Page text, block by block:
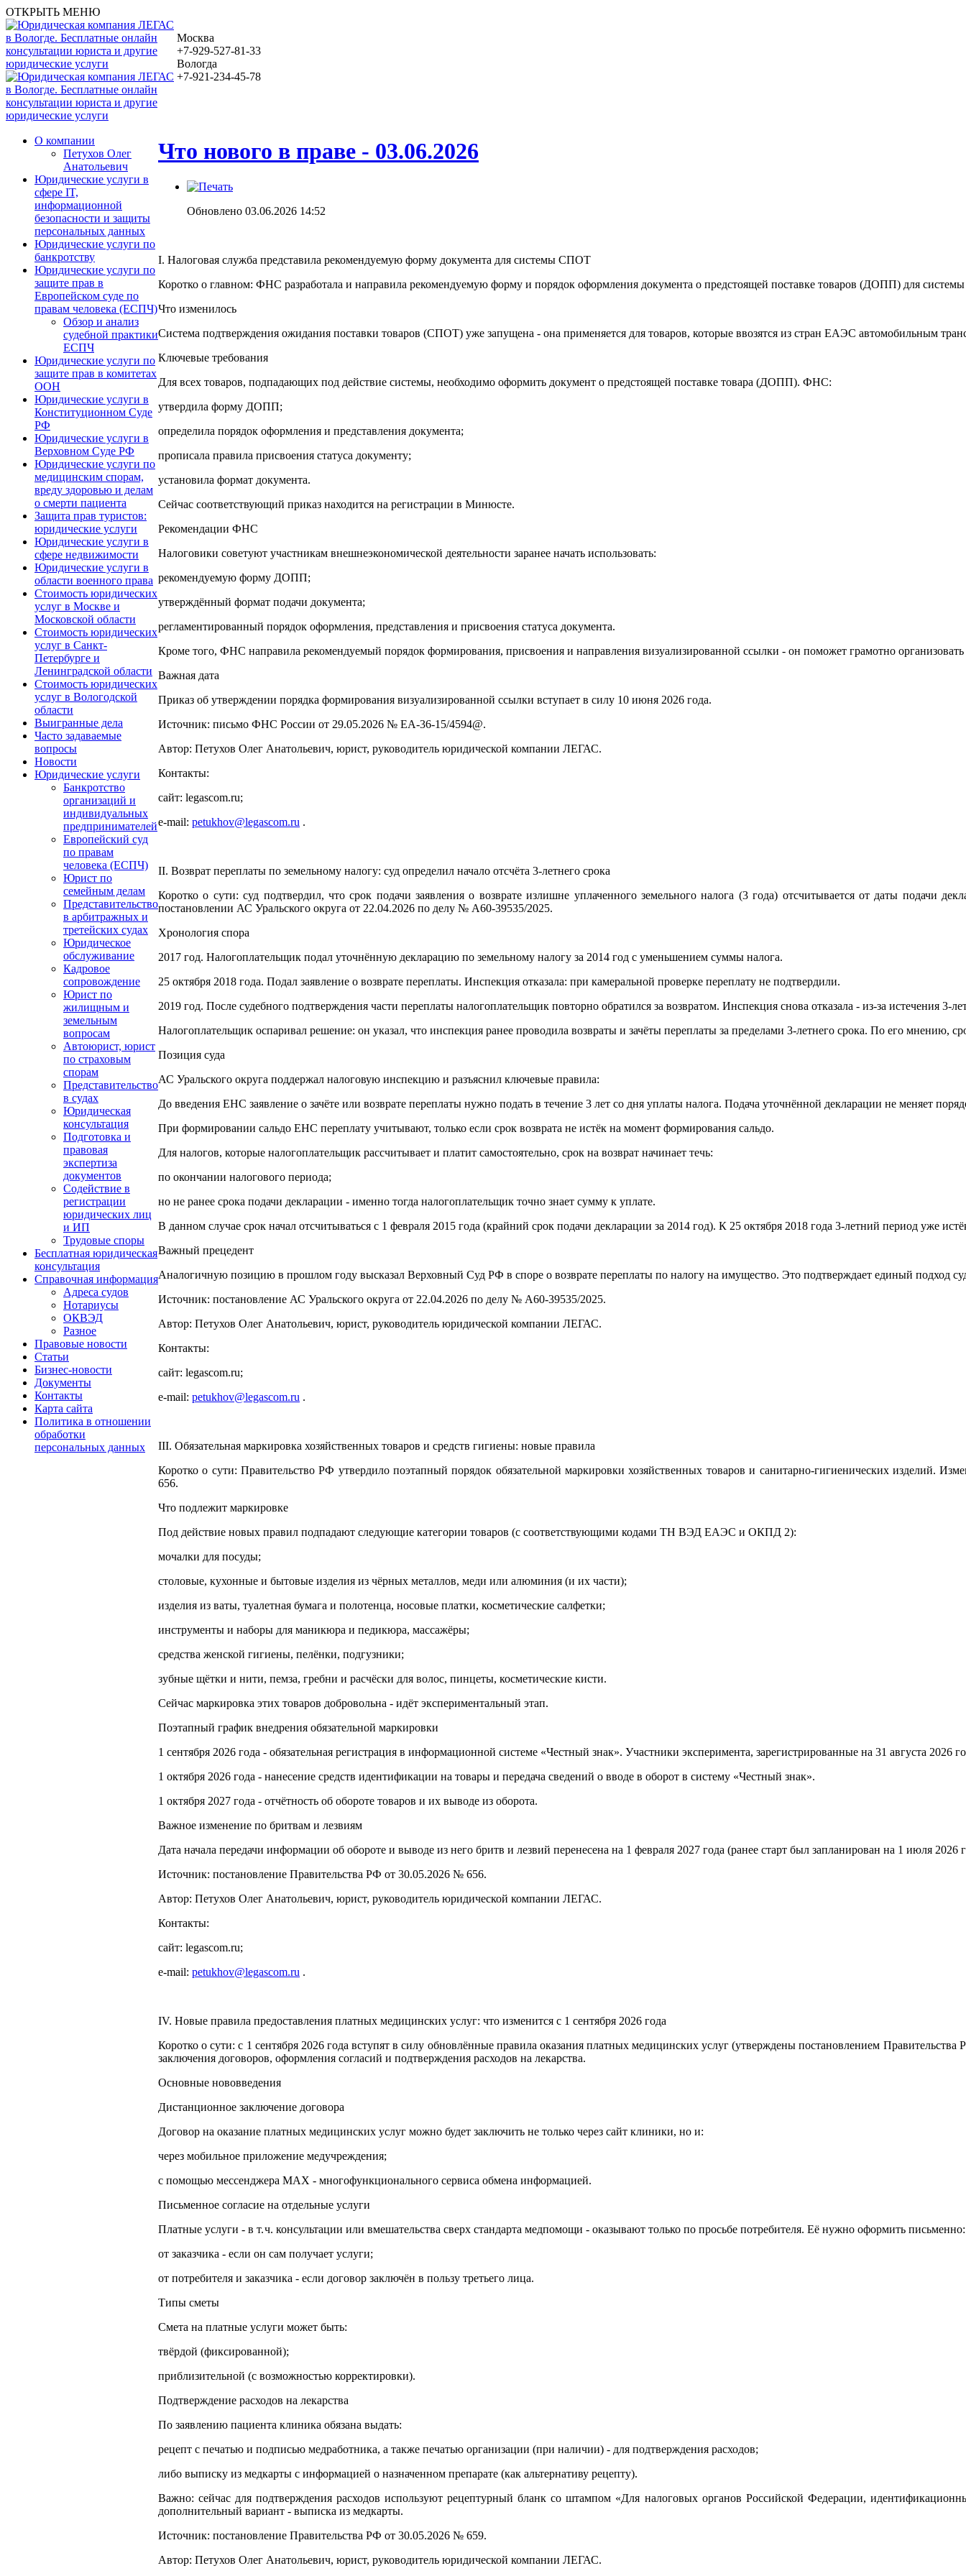
ОТКРЫТЬ МЕНЮ
Москва
+7-929-527-81-33
Вологда
+7-921-234-45-78
О компании
Петухов Олег
Анатольевич
Юридические услуги в
сфере IT,
информационной
безопасности и защиты
персональных данных
Юридические услуги по
банкротству
Юридические услуги по
защите прав в
Европейском суде по
правам человека (ЕСПЧ)
Обзор и анализ
судебной практики
ЕСПЧ
Юридические услуги по
защите прав в комитетах
ООН
Юридические услуги в
Конституционном Суде
РФ
Юридические услуги в
Верховном Суде РФ
Юридические услуги по
медицинским спорам,
вреду здоровью и делам
о смерти пациента
Защита прав туристов:
юридические услуги
Юридические услуги в
сфере недвижимости
Юридические услуги в
области военного права
Стоимость юридических
услуг в Москве и
Московской области
Стоимость юридических
услуг в Санкт-
Петербурге и
Ленинградской области
Стоимость юридических
услуг в Вологодской
области
Выигранные дела
Часто задаваемые
вопросы
Новости
Юридические услуги
Банкротство
организаций и
индивидуальных
предпринимателей
Европейский суд
по правам
человека (ЕСПЧ)
Юрист по
семейным делам
Представительство
в арбитражных и
третейских судах
Юридическое
обслуживание
Кадровое
сопровождение
Юрист по
жилищным и
земельным
вопросам
Автоюрист, юрист
по страховым
спорам
Представительство
в судах
Юридическая
консультация
Подготовка и
правовая
экспертиза
документов
Содействие в
регистрации
юридических лиц
и ИП
Трудовые споры
Бесплатная юридическая
консультация
Справочная информация
Адреса судов
Нотариусы
ОКВЭД
Разное
Правовые новости
Статьи
Бизнес-новости
Документы
Контакты
Карта сайта
Политика в отношении
обработки
персональных данных
Что нового в праве - 03.06.2026
Обновлено 03.06.2026 14:52
I. Налоговая служба представила рекомендуемую форму документа для системы СПОТ
Коротко о главном: ФНС разработала и направила рекомендуемую форму и порядок оформления документа о предстоящей поставке товаров (ДОПП) для
Что изменилось
Система подтверждения ожидания поставки товаров (СПОТ) уже запущена - она применяется для товаров, которые ввозятся из стран ЕАЭС автомобильным
Ключевые требования
Для всех товаров, подпадающих под действие системы, необходимо оформить документ о предстоящей поставке товара (ДОПП). ФНС:
утвердила форму ДОПП;
определила порядок оформления и представления документа;
прописала правила присвоения статуса документу;
установила формат документа.
Сейчас соответствующий приказ находится на регистрации в Минюсте.
Рекомендации ФНС
Налоговики советуют участникам внешнеэкономической деятельности заранее начать использовать:
рекомендуемую форму ДОПП;
утверждённый формат подачи документа;
регламентированный порядок оформления, представления и присвоения статуса документа.
Кроме того, ФНС направила рекомендуемый порядок формирования, присвоения и направления визуализированной ссылки - он поможет грамотно
Важная дата
Приказ об утверждении порядка формирования визуализированной ссылки вступает в силу 10 июня 2026 года.
Источник: письмо ФНС России от 29.05.2026 № ЕА‑36‑15/4594@.
Автор: Петухов Олег Анатольевич, юрист, руководитель юридической компании ЛЕГАС.
Контакты:
сайт: legascom.ru;
e‑mail: petukhov@legascom.ru .
II. Возврат переплаты по земельному налогу: суд определил начало отсчёта 3‑летнего срока
Коротко о сути: суд подтвердил, что срок подачи заявления о возврате излишне уплаченного земельного налога (3 года) отсчитывается от даты подачи
постановлении АС Уральского округа от 22.04.2026 по делу № А60‑39535/2025.
Хронология спора
2017 год. Налогоплательщик подал уточнённую декларацию по земельному налогу за 2014 год с уменьшением суммы налога.
25 октября 2018 года. Подал заявление о возврате переплаты. Инспекция отказала: при камеральной проверке переплату не подтвердили.
2019 год. После судебного подтверждения части переплаты налогоплательщик повторно обратился за возвратом. Инспекция снова отказала - из‑за истечения
Налогоплательщик оспаривал решение: он указал, что инспекция ранее проводила возвраты и зачёты переплаты за пределами 3‑летнего срока. По его мнению,
Позиция суда
АС Уральского округа поддержал налоговую инспекцию и разъяснил ключевые правила:
До введения ЕНС заявление о зачёте или возврате переплаты нужно подать в течение 3 лет со дня уплаты налога. Подача уточнённой декларации не меняет
При формировании сальдо ЕНС переплату учитывают, только если срок возврата не истёк на момент формирования сальдо.
Для налогов, которые налогоплательщик рассчитывает и платит самостоятельно, срок на возврат начинает течь:
по окончании налогового периода;
но не ранее срока подачи декларации - именно тогда налогоплательщик точно знает сумму к уплате.
В данном случае срок начал отсчитываться с 1 февраля 2015 года (крайний срок подачи декларации за 2014 год). К 25 октября 2018 года 3‑летний период уже
Важный прецедент
Аналогичную позицию в прошлом году высказал Верховный Суд РФ в споре о возврате переплаты по налогу на имущество. Это подтверждает единый подход
Источник: постановление АС Уральского округа от 22.04.2026 по делу № А60‑39535/2025.
Автор: Петухов Олег Анатольевич, юрист, руководитель юридической компании ЛЕГАС.
Контакты:
сайт: legascom.ru;
e‑mail: petukhov@legascom.ru .
III. Обязательная маркировка хозяйственных товаров и средств гигиены: новые правила
Коротко о сути: Правительство РФ утвердило поэтапный порядок обязательной маркировки хозяйственных товаров и санитарно‑гигиенических изделий.
656.
Что подлежит маркировке
Под действие новых правил подпадают следующие категории товаров (с соответствующими кодами ТН ВЭД ЕАЭС и ОКПД 2):
мочалки для посуды;
столовые, кухонные и бытовые изделия из чёрных металлов, меди или алюминия (и их части);
изделия из ваты, туалетная бумага и полотенца, носовые платки, косметические салфетки;
инструменты и наборы для маникюра и педикюра, массажёры;
средства женской гигиены, пелёнки, подгузники;
зубные щётки и нити, пемза, гребни и расчёски для волос, пинцеты, косметические кисти.
Сейчас маркировка этих товаров добровольна - идёт экспериментальный этап.
Поэтапный график внедрения обязательной маркировки
1 сентября 2026 года - обязательная регистрация в информационной системе «Честный знак». Участники эксперимента, зарегистрированные на 31 августа 2026
1 октября 2026 года - нанесение средств идентификации на товары и передача сведений о вводе в оборот в систему «Честный знак».
1 октября 2027 года - отчётность об обороте товаров и их выводе из оборота.
Важное изменение по бритвам и лезвиям
Дата начала передачи информации об обороте и выводе из него бритв и лезвий перенесена на 1 февраля 2027 года (ранее старт был запланирован на 1 июля 2026
Источник: постановление Правительства РФ от 30.05.2026 № 656.
Автор: Петухов Олег Анатольевич, юрист, руководитель юридической компании ЛЕГАС.
Контакты:
сайт: legascom.ru;
e‑mail: petukhov@legascom.ru .
IV. Новые правила предоставления платных медицинских услуг: что изменится с 1 сентября 2026 года
Коротко о сути: с 1 сентября 2026 года вступят в силу обновлённые правила оказания платных медицинских услуг (утверждены постановлением
заключения договоров, оформления согласий и подтверждения расходов на лекарства.
Основные нововведения
Дистанционное заключение договора
Договор на оказание платных медицинских услуг можно будет заключить не только через сайт клиники, но и:
через мобильное приложение медучреждения;
с помощью мессенджера МАХ - многофункционального сервиса обмена информацией.
Письменное согласие на отдельные услуги
Платные услуги - в т. ч. консультации или вмешательства сверх стандарта медпомощи - оказывают только по просьбе потребителя. Её нужно оформить письменно:
от заказчика - если он сам получает услуги;
от потребителя и заказчика - если договор заключён в пользу третьего лица.
Типы сметы
Смета на платные услуги может быть:
твёрдой (фиксированной);
приблизительной (с возможностью корректировки).
Подтверждение расходов на лекарства
По заявлению пациента клиника обязана выдать:
рецепт с печатью и подписью медработника, а также печатью организации (при наличии) - для подтверждения расходов;
либо выписку из медкарты с информацией о назначенном препарате (как альтернативу рецепту).
Важно: сейчас для подтверждения расходов используют рецептурный бланк со штампом «Для налоговых органов Российской Федерации,
дополнительный вариант - выписка из медкарты.
Источник: постановление Правительства РФ от 30.05.2026 № 659.
Автор: Петухов Олег Анатольевич, юрист, руководитель юридической компании ЛЕГАС.